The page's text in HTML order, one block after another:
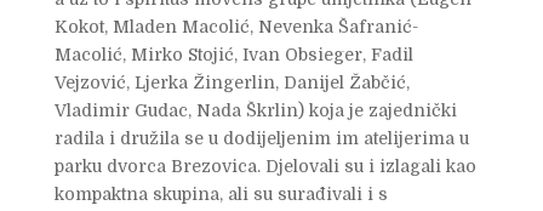
Kokot, Mladen Macolić, Nevenka Šafranić-
Macolić, Mirko Stojić, Ivan Obsieger, Fadil
Vejzović, Ljerka Žingerlin, Danijel Žabčić,
Vladimir Gudac, Nada Škrlin) koja je zajednički
radila i družila se u dodijeljenim im atelijerima u
parku dvorca Brezovica. Djelovali su i izlagali kao
kompaktna skupina, ali su surađivali i s